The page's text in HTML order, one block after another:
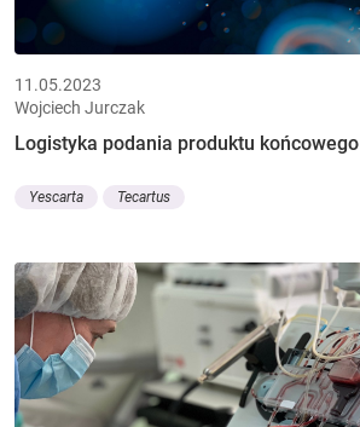
11.05.2023
Wojciech Jurczak
Logistyka podania produktu końcowego
Yescarta Tecartus